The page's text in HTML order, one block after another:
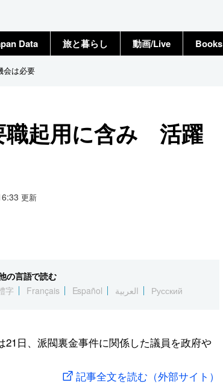
Data 旅と暮らし 動画/Live Books
は必要
職起用に含み 活躍
更新
の言語で読む
字 Français Español العربية Русский
日、派閥裏金事件に関係した議員を政府や
記事全文を読む（外部サイト）